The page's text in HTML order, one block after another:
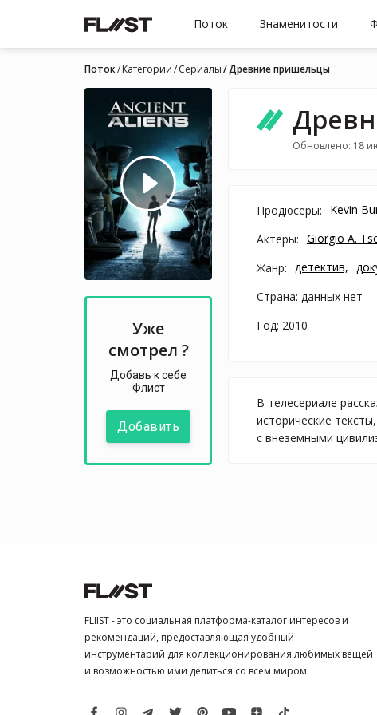
Поток Знаменитости
Поток Категории Cериалы Древние пришельцы
Уже
смотрел ?
Добавь к себе
Флист
Добавить
Обновлено: 18
Продюсеры:
Kevin
Актеры: Giorgio A.
Жанр:
детектив,
Страна: данных нет
Год: 2010
В телесериале
исторические
с внеземными
FLIIST - это социальная платформа-каталог интересов и
рекомендаций, предоставляющая удобный
инструментарий для коллекционирования любимых вещей
и возможностью ими делиться со всем миром.